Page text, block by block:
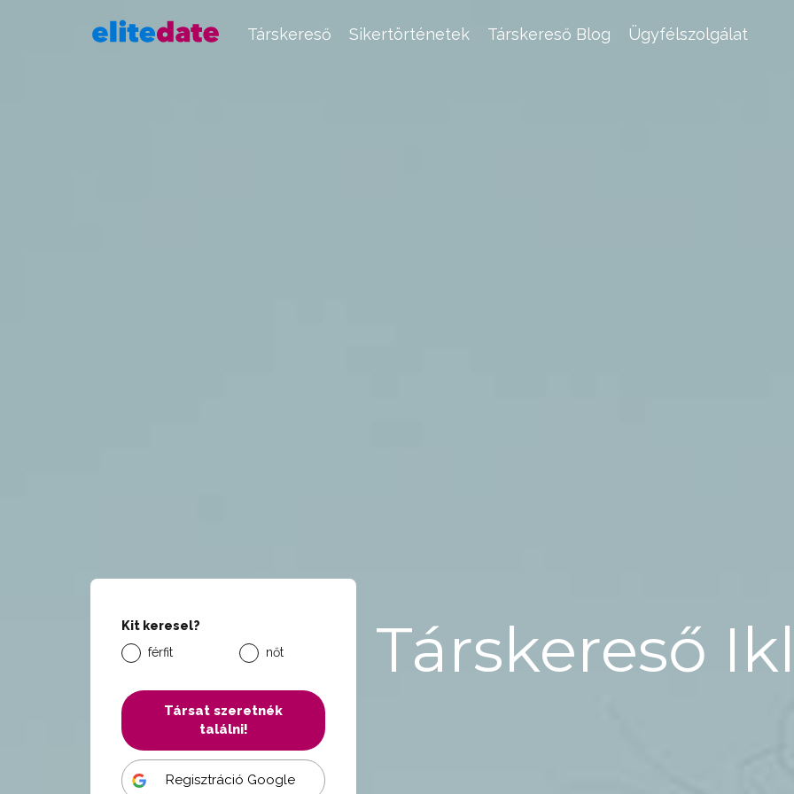
Társkereső Sikertörténetek Társkereső Blog Ügyfélszolgálat
Kit keresel?
férfit
nőt
Társat szeretnék
találni!
Regisztráció Google
Társkereső